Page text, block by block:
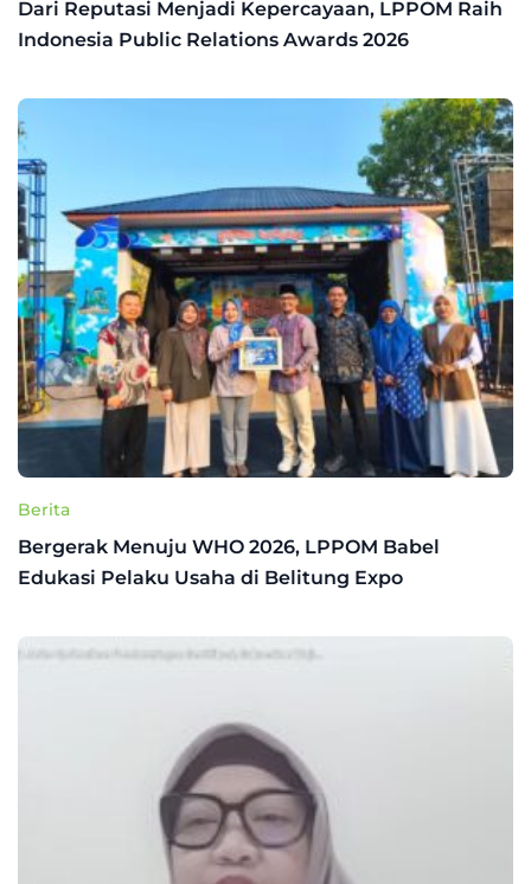
Dari Reputasi Menjadi Kepercayaan, LPPOM Raih
Indonesia Public Relations Awards 2026
Berita
Bergerak Menuju WHO 2026, LPPOM Babel
Edukasi Pelaku Usaha di Belitung Expo